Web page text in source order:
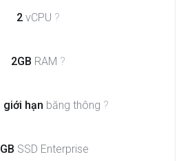
2vCPU ?
2GB RAM ?
giới hạn băng thông ?
SSD Enterprise